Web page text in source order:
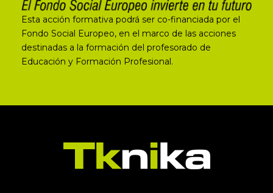
Esta acción formativa podrá ser co-financiada por el
Fondo Social Europeo, en el marco de las acciones
destinadas a la formación del profesorado de
Educación y Formación Profesional.